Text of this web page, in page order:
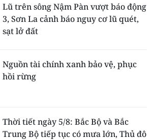
Lũ trên sông Nậm Pàn vượt báo động
3, Sơn La cảnh báo nguy cơ lũ quét,
sạt lở đất
Nguồn tài chính xanh bảo vệ, phục
hồi rừng
Thời tiết ngày 5/8: Bắc Bộ và Bắc
Trung Bộ tiếp tục có mưa lớn, Thủ đô